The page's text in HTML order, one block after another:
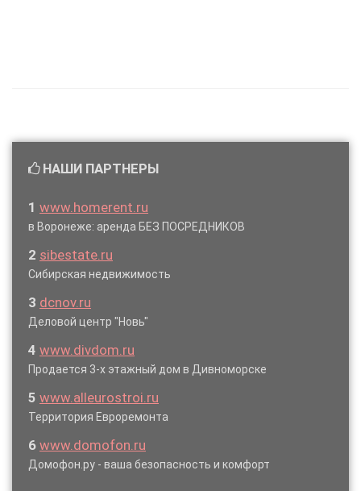
НАШИ ПАРТНЕРЫ
1 www.homerent.ru
в Воронеже: аренда БЕЗ ПОСРЕДНИКОВ
2 sibestate.ru
Сибирская недвижимость
3 dcnov.ru
Деловой центр "Новь"
4 www.divdom.ru
Продается 3-х этажный дом в Дивноморске
5 www.alleurostroi.ru
Территория Евроремонта
6 www.domofon.ru
Домофон.ру - ваша безопасность и комфорт